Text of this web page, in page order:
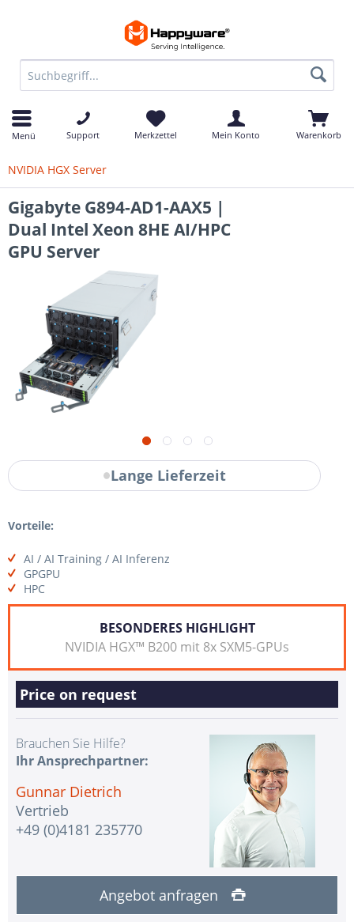
Menü Support Merkzettel Mein Konto Warenkorb
NVIDIA HGX Server
Gigabyte G894-AD1-AAX5 |
Dual Intel Xeon 8HE AI/HPC
GPU Server
Lange Lieferzeit
Vorteile:
AI / AI Training / AI Inferenz
GPGPU
HPC
BESONDERES HIGHLIGHT
NVIDIA HGX™ B200 mit 8x SXM5-GPUs
Price on request
Brauchen Sie Hilfe?
Ihr Ansprechpartner:
Gunnar Dietrich
Vertrieb
+49 (0)4181 235770
Angebot anfragen